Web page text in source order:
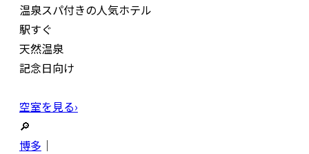
温泉スパ付きの人気ホテル
駅すぐ
天然温泉
記念日向け
空室を見る›
🔎
博多 ｜